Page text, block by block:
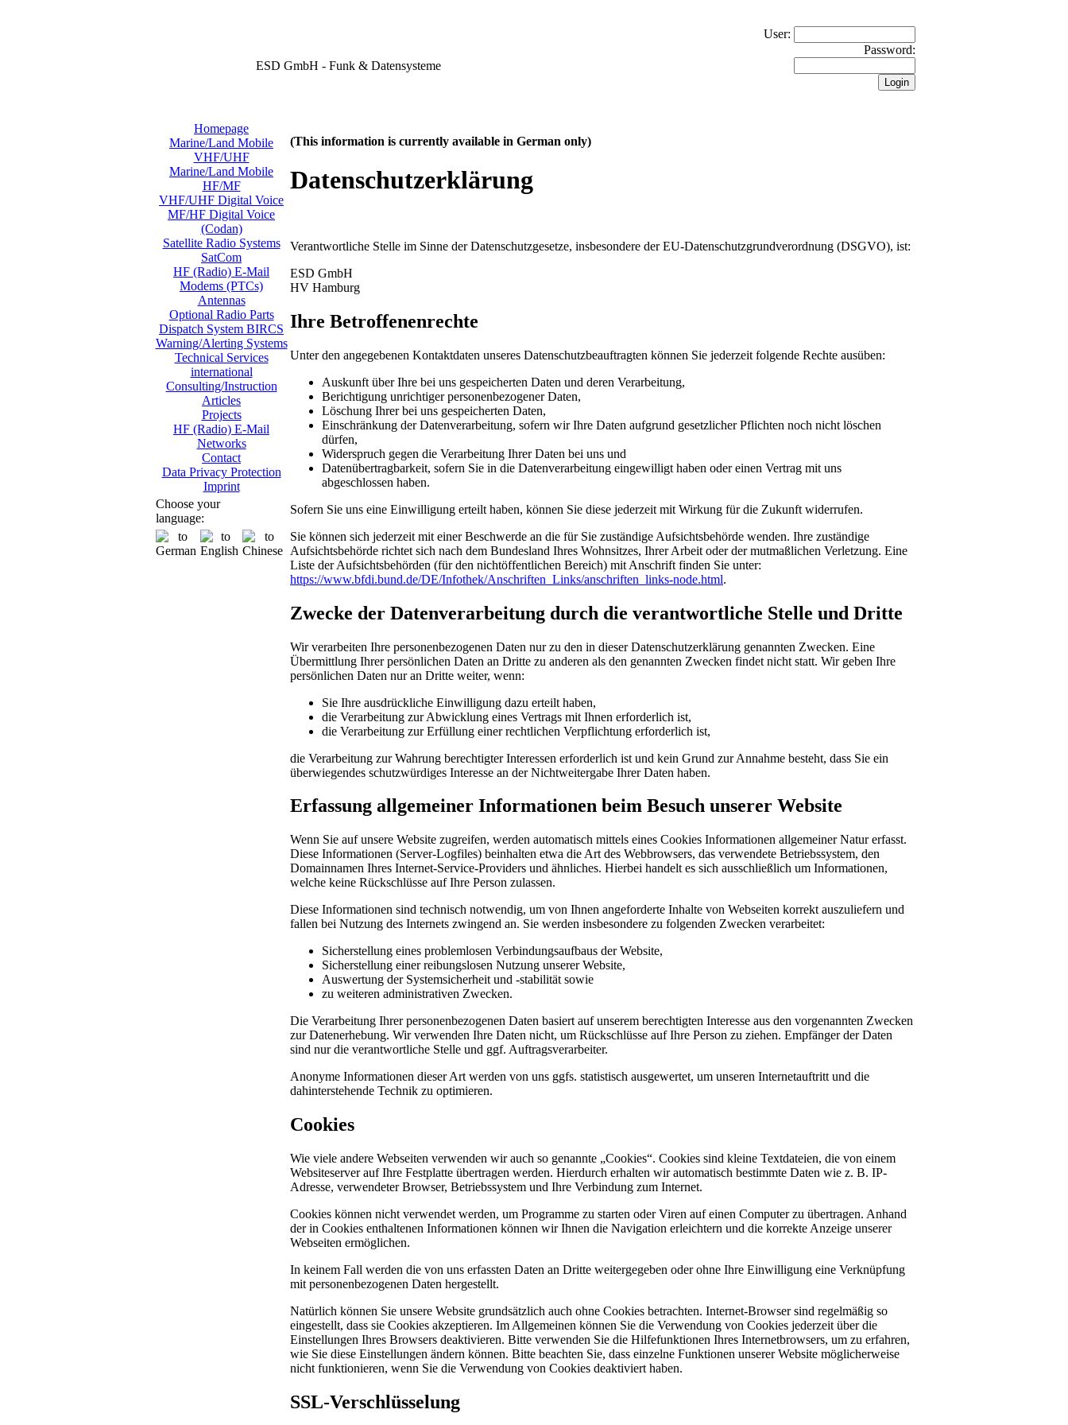
ESD GmbH - Funk & Datensysteme
User:
Password:
Homepage
Marine/Land Mobile
VHF/UHF
Marine/Land Mobile
HF/MF
VHF/UHF Digital Voice
MF/HF Digital Voice
(Codan)
Satellite Radio Systems
SatCom
HF (Radio) E-Mail
Modems (PTCs)
Antennas
Optional Radio Parts
Dispatch System BIRCS
Warning/Alerting Systems
Technical Services
international
Consulting/Instruction
Articles
Projects
HF (Radio) E-Mail
Networks
Contact
Data Privacy Protection
Imprint
Choose your
language:
(This information is currently available in German only)
Datenschutzerklärung
Verantwortliche Stelle im Sinne der Datenschutzgesetze, insbesondere der EU-Datenschutzgrundverordnung (DSGVO), ist:
ESD GmbH
HV Hamburg
Ihre Betroffenenrechte
Unter den angegebenen Kontaktdaten unseres Datenschutzbeauftragten können Sie jederzeit folgende Rechte ausüben:
Auskunft über Ihre bei uns gespeicherten Daten und deren Verarbeitung,
Berichtigung unrichtiger personenbezogener Daten,
Löschung Ihrer bei uns gespeicherten Daten,
Einschränkung der Datenverarbeitung, sofern wir Ihre Daten aufgrund gesetzlicher Pflichten noch nicht löschen
dürfen,
Widerspruch gegen die Verarbeitung Ihrer Daten bei uns und
Datenübertragbarkeit, sofern Sie in die Datenverarbeitung eingewilligt haben oder einen Vertrag mit uns
abgeschlossen haben.
Sofern Sie uns eine Einwilligung erteilt haben, können Sie diese jederzeit mit Wirkung für die Zukunft widerrufen.
Sie können sich jederzeit mit einer Beschwerde an die für Sie zuständige Aufsichtsbehörde wenden. Ihre zuständige
Aufsichtsbehörde richtet sich nach dem Bundesland Ihres Wohnsitzes, Ihrer Arbeit oder der mutmaßlichen Verletzung. Eine
Liste der Aufsichtsbehörden (für den nichtöffentlichen Bereich) mit Anschrift finden Sie unter:
https://www.bfdi.bund.de/DE/Infothek/Anschriften_Links/anschriften_links-node.html.
Zwecke der Datenverarbeitung durch die verantwortliche Stelle und Dritte
Wir verarbeiten Ihre personenbezogenen Daten nur zu den in dieser Datenschutzerklärung genannten Zwecken. Eine
Übermittlung Ihrer persönlichen Daten an Dritte zu anderen als den genannten Zwecken findet nicht statt. Wir geben Ihre
persönlichen Daten nur an Dritte weiter, wenn:
Sie Ihre ausdrückliche Einwilligung dazu erteilt haben,
die Verarbeitung zur Abwicklung eines Vertrags mit Ihnen erforderlich ist,
die Verarbeitung zur Erfüllung einer rechtlichen Verpflichtung erforderlich ist,
die Verarbeitung zur Wahrung berechtigter Interessen erforderlich ist und kein Grund zur Annahme besteht, dass Sie ein
überwiegendes schutzwürdiges Interesse an der Nichtweitergabe Ihrer Daten haben.
Erfassung allgemeiner Informationen beim Besuch unserer Website
Wenn Sie auf unsere Website zugreifen, werden automatisch mittels eines Cookies Informationen allgemeiner Natur erfasst.
Diese Informationen (Server-Logfiles) beinhalten etwa die Art des Webbrowsers, das verwendete Betriebssystem, den
Domainnamen Ihres Internet-Service-Providers und ähnliches. Hierbei handelt es sich ausschließlich um Informationen,
welche keine Rückschlüsse auf Ihre Person zulassen.
Diese Informationen sind technisch notwendig, um von Ihnen angeforderte Inhalte von Webseiten korrekt auszuliefern und
fallen bei Nutzung des Internets zwingend an. Sie werden insbesondere zu folgenden Zwecken verarbeitet:
Sicherstellung eines problemlosen Verbindungsaufbaus der Website,
Sicherstellung einer reibungslosen Nutzung unserer Website,
Auswertung der Systemsicherheit und -stabilität sowie
zu weiteren administrativen Zwecken.
Die Verarbeitung Ihrer personenbezogenen Daten basiert auf unserem berechtigten Interesse aus den vorgenannten Zwecken
zur Datenerhebung. Wir verwenden Ihre Daten nicht, um Rückschlüsse auf Ihre Person zu ziehen. Empfänger der Daten
sind nur die verantwortliche Stelle und ggf. Auftragsverarbeiter.
Anonyme Informationen dieser Art werden von uns ggfs. statistisch ausgewertet, um unseren Internetauftritt und die
dahinterstehende Technik zu optimieren.
Cookies
Wie viele andere Webseiten verwenden wir auch so genannte „Cookies“. Cookies sind kleine Textdateien, die von einem
Websiteserver auf Ihre Festplatte übertragen werden. Hierdurch erhalten wir automatisch bestimmte Daten wie z. B. IP-
Adresse, verwendeter Browser, Betriebssystem und Ihre Verbindung zum Internet.
Cookies können nicht verwendet werden, um Programme zu starten oder Viren auf einen Computer zu übertragen. Anhand
der in Cookies enthaltenen Informationen können wir Ihnen die Navigation erleichtern und die korrekte Anzeige unserer
Webseiten ermöglichen.
In keinem Fall werden die von uns erfassten Daten an Dritte weitergegeben oder ohne Ihre Einwilligung eine Verknüpfung
mit personenbezogenen Daten hergestellt.
Natürlich können Sie unsere Website grundsätzlich auch ohne Cookies betrachten. Internet-Browser sind regelmäßig so
eingestellt, dass sie Cookies akzeptieren. Im Allgemeinen können Sie die Verwendung von Cookies jederzeit über die
Einstellungen Ihres Browsers deaktivieren. Bitte verwenden Sie die Hilfefunktionen Ihres Internetbrowsers, um zu erfahren,
wie Sie diese Einstellungen ändern können. Bitte beachten Sie, dass einzelne Funktionen unserer Website möglicherweise
nicht funktionieren, wenn Sie die Verwendung von Cookies deaktiviert haben.
SSL-Verschlüsselung